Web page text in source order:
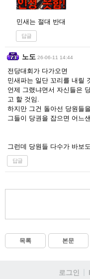
민새는 절대 반대
답글
노도 26-06-11 14:44
전당대회가 다가오면
민새파는 일단 꼬리를 내릴
언제 그랬냐면서 자신들은
고 할 것임.
하지만 그건 돌아선 당원들
그들이 당권을 잡으면 어느
그런데 당원들 다수가 바보
답글
목록 본문
로그인